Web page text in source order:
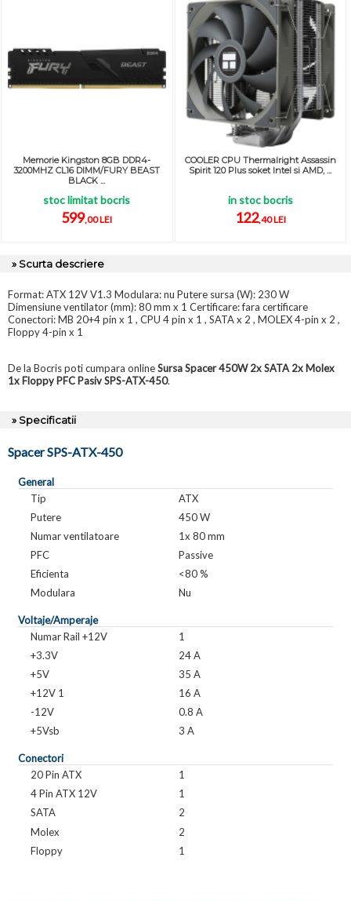
Memorie Kingston 8GB DDR4-
3200MHZ CL16 DIMM/FURY BEAST
BLACK ...
stoc limitat bocris
599,00 LEI
COOLER CPU Thermalright Assassin
Spirit 120 Plus soket Intel si AMD, ...
in stoc bocris
122,40 LEI
» Scurta descriere
Format: ATX 12V V1.3 Modulara: nu Putere sursa (W): 230 W
Dimensiune ventilator (mm): 80 mm x 1 Certificare: fara certificare
Conectori: MB 20+4 pin x 1 , CPU 4 pin x 1 , SATA x 2 , MOLEX 4-pin x 2 ,
Floppy 4-pin x 1
De la Bocris poti cumpara onlineSursa Spacer 450W 2x SATA 2x Molex
1x Floppy PFC Pasiv SPS-ATX-450.
» Specificatii
Spacer SPS-ATX-450
General
Tip
ATX
Putere
450 W
Numar ventilatoare
1x 80 mm
PFC
Passive
Eficienta
<80 %
Modulara
Nu
Voltaje/Amperaje
Numar Rail +12V
1
+3.3V
24 A
+5V
35 A
+12V 1
16 A
-12V
0.8 A
+5Vsb
3 A
Conectori
20 Pin ATX
1
4 Pin ATX 12V
1
SATA
2
Molex
2
Floppy
1